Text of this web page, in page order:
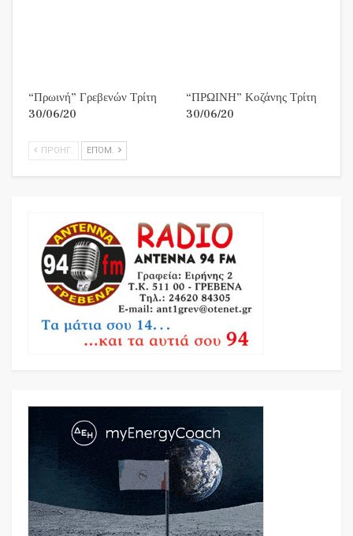
“Πρωινή” Γρεβενών Τρίτη
30/06/20
“ΠΡΩΙΝΗ” Κοζάνης Τρίτη
30/06/20
ΠΡΟΗΓ. ΕΠΌΜ.